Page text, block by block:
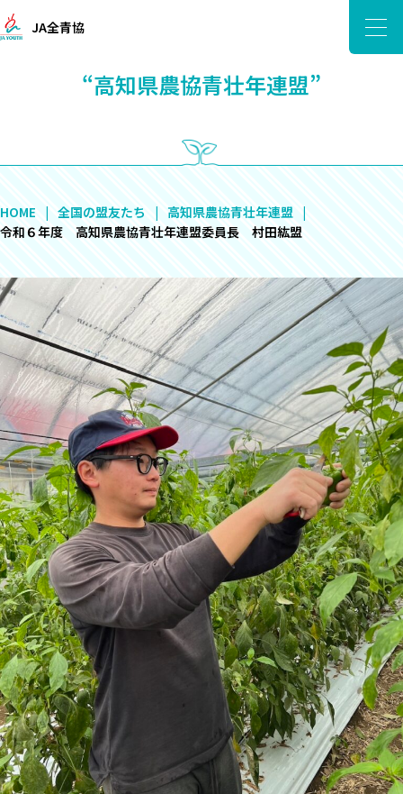
JA全青協
“高知県農協青壮年連盟”
HOME 全国の盟友たち
高知県農協青壮年連盟
令和６年度 高知県農協青壮年連盟委員長 村田紘盟